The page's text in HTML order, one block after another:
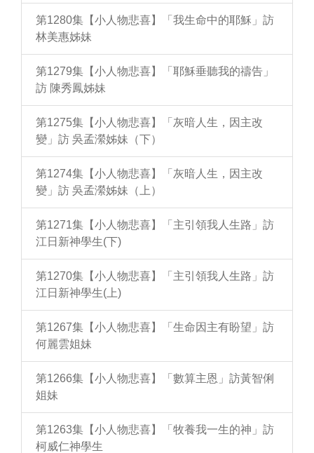
第1280集【小人物悲喜】「我生命中的耶穌」訪
林美惠姊妹
第1279集【小人物悲喜】「耶穌垂聽我的禱告」
訪 陳秀鳳姊妹
第1275集【小人物悲喜】「灰暗人生，因主改
變」訪 吳孟瀠姊妹（下）
第1274集【小人物悲喜】「灰暗人生，因主改
變」訪 吳孟瀠姊妹（上）
第1271集【小人物悲喜】「主引領我人生路」訪
江日新神學生(下)
第1270集【小人物悲喜】「主引領我人生路」訪
江日新神學生(上)
第1267集【小人物悲喜】「生命因主有盼望」訪
何麗雲姐妹
第1266集【小人物悲喜】「數算主恩」訪黃智俐
姐妹
第1263集【小人物悲喜】「牧養我一生的神」訪
柯威仁神學生